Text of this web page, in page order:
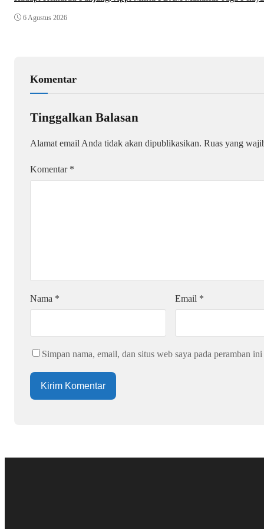
6 Agustus 2026
Komentar
Tinggalkan Balasan
Alamat email Anda tidak akan dipublikasikan. Ruas yang
Komentar *
Nama * Email *
Simpan nama, email, dan situs web saya pada peramban